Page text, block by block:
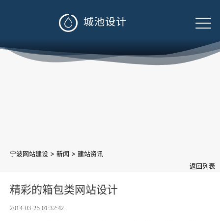

宁波网站建设 > 新闻 > 建站资讯
返回列表
精彩的箱包类网站设计
2014-03-25 01:32:42